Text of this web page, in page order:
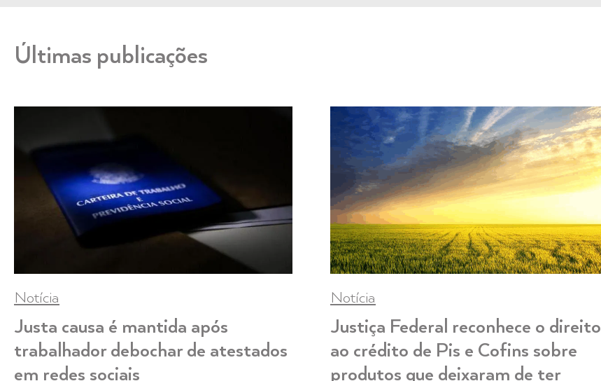
Últimas publicações
Notícia
Justa causa é mantida após
trabalhador debochar de atestados
em redes sociais
Notícia
Justiça Federal reconhece o direito
ao crédito de Pis e Cofins sobre
produtos que deixaram de ter